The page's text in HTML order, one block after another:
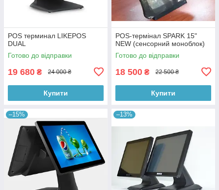
POS терминал LIKEPOS
DUAL
Готово до відправки
19 680 ₴ 24 000 ₴
Купити
POS-термінал SPARK 15"
NEW (сенсорний моноблок)
Готово до відправки
18 500 ₴ 22 500 ₴
Купити
–15% –13%